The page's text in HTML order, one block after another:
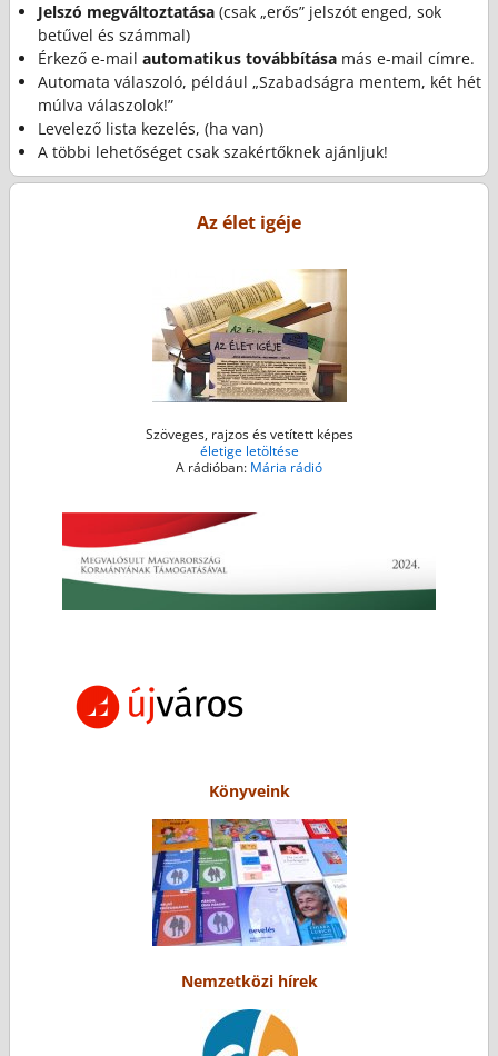
Jelszó megváltoztatása (csak „erős” jelszót enged, sok
betűvel és számmal)
Érkező e-mailautomatikus továbbítása más e-mail címre.
Automata válaszoló, például „Szabadságra mentem, két hét
múlva válaszolok!”
Levelező lista kezelés, (ha van)
A többi lehetőséget csak szakértőknek ajánljuk!
Az élet igéje
Szöveges, rajzos és vetített képes
életige letöltése
A rádióban: Mária rádió
Könyveink
Nemzetközi hírek